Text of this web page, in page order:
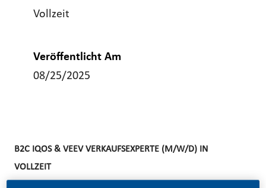
Vollzeit
Veröffentlicht Am
08/25/2025
B2C IQOS & VEEV VERKAUFSEXPERTE (M/W/D) IN
VOLLZEIT